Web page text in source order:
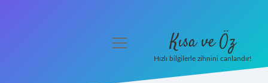
menüyü
Kısa ve Öz
Hızlı bilgilerle zihnini canlandır!